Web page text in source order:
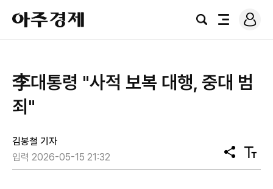
아
주
경
검
전
로
그
李대통령 "사적 보복 대행, 중대 범
죄"
김봉철 기자
입력 2026-05-15 21:32
공
유
텍
스